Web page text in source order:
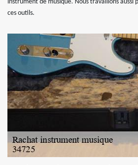
instrument de musique. Nous travaillons aussi
ces outils.